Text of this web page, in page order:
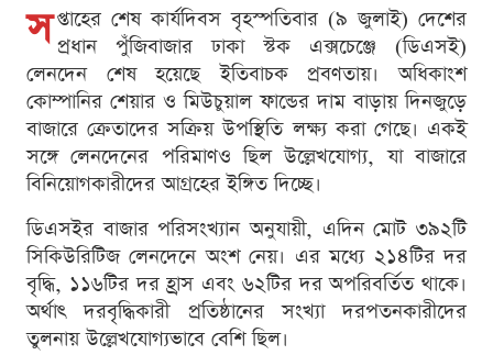
স প্তাহের শেষ কার্যদিবস বৃহস্পতিবার (৯ জুলাই) দেশের
প্রধান পুঁজিবাজার ঢাকা স্টক এক্সচেঞ্জে (ডিএসই)
লেনদেন শেষ হয়েছে ইতিবাচক প্রবণতায়। অধিকাংশ
কোম্পানির শেয়ার ও মিউচুয়াল ফান্ডের দাম বাড়ায় দিনজুড়ে
বাজারে ক্রেতাদের সক্রিয় উপস্থিতি লক্ষ্য করা গেছে। একই
সঙ্গে লেনদেনের পরিমাণও ছিল উল্লেখযোগ্য, যা বাজারে
বিনিয়োগকারীদের আগ্রহের ইঙ্গিত দিচ্ছে।
ডিএসইর বাজার পরিসংখ্যান অনুযায়ী, এদিন মোট ৩৯২টি
সিকিউরিটিজ লেনদেনে অংশ নেয়। এর মধ্যে ২১৪টির দর
বৃদ্ধি, ১১৬টির দর হ্রাস এবং ৬২টির দর অপরিবর্তিত থাকে।
অর্থাৎ দরবৃদ্ধিকারী প্রতিষ্ঠানের সংখ্যা দরপতনকারীদের
তুলনায় উল্লেখযোগ্যভাবে বেশি ছিল।